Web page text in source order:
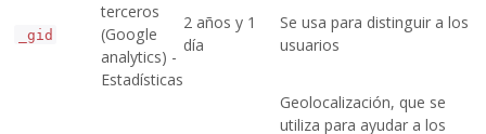
_gid
terceros
(Google
analytics) -
Estadísticas
2 años y 1
día
Se usa para distinguir a los
usuarios
Geolocalización, que se
utiliza para ayudar a los